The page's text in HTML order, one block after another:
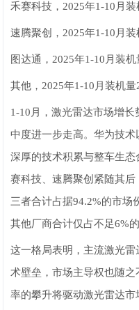
禾赛科技，2025年1-10月装
速腾聚创，2025年1-10月装
图达通，2025年1-10月装
其他，2025年1-10月装机量
1-10月，激光雷达市场增
中度进一步走高。华为技
深厚的技术积累与整车生
赛科技、速腾聚创紧随其后
三者合计占据94.2%的市场
其他厂商合计仅占不足6%的
这一格局表明，主流激光
术壁垒，市场主导权也随
率的攀升将驱动激光雷达